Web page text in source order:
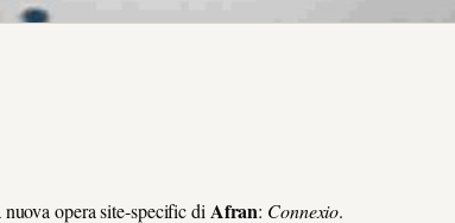
opera site-specific di Afran: Connexio.